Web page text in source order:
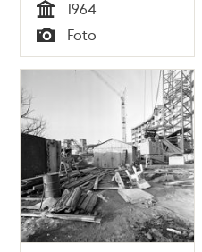
Kulltorp
Tid
1964
Typ
Foto